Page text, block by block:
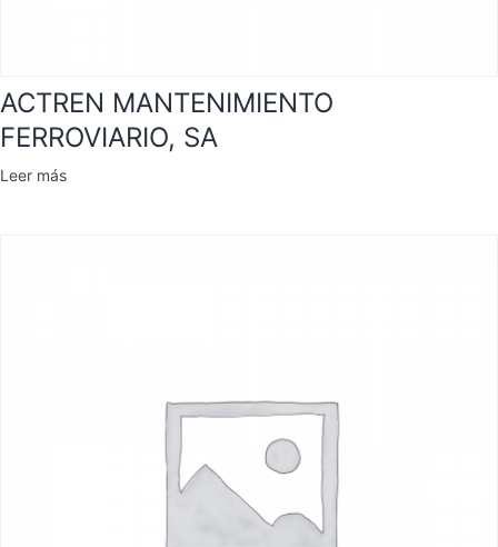
ACTREN MANTENIMIENTO
FERROVIARIO, SA
Leer más